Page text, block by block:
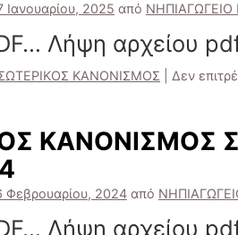
Ιανουαρίου, 2025 από ΝΗΠΙΑΓΩΓΕΙΟ
Λήψη αρχείου
ΚΑΝΟΝΙΣΜΟΣ Δεν
ΚΑΝΟΝΙΣΜΟΣ
Φεβρουαρίου, 2024 από
Λήψη αρχείου